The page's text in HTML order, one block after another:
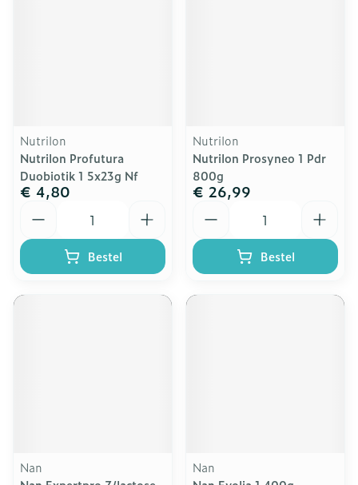
Nutrilon
Nutrilon Profutura
Duobiotik 1 5x23g Nf
€ 4,80
Bestel
Nutrilon
Nutrilon Prosyneo 1 Pdr
800g
€ 26,99
Bestel
Nan
Nan